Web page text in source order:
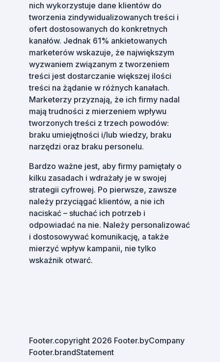
nich wykorzystuje dane klientów do
tworzenia zindywidualizowanych treści i
ofert dostosowanych do konkretnych
kanałów. Jednak 61% ankietowanych
marketerów wskazuje, że największym
wyzwaniem związanym z tworzeniem
treści jest dostarczanie większej ilości
treści na żądanie w różnych kanałach.
Marketerzy przyznają, że ich firmy nadal
mają trudności z mierzeniem wpływu
tworzonych treści z trzech powodów:
braku umiejętności i/lub wiedzy, braku
narzędzi oraz braku personelu.
Bardzo ważne jest, aby firmy pamiętały o
kilku zasadach i wdrażały je w swojej
strategii cyfrowej. Po pierwsze, zawsze
należy przyciągać klientów, a nie ich
naciskać – słuchać ich potrzeb i
odpowiadać na nie. Należy personalizować
i dostosowywać komunikację, a także
mierzyć wpływ kampanii, nie tylko
wskaźnik otwarć.
Footer.copyright 2026 Footer.byCompany
Footer.brandStatement